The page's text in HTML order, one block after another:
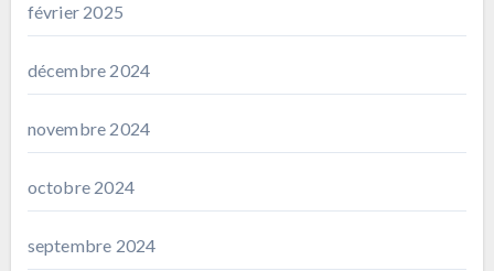
février 2025
décembre 2024
novembre 2024
octobre 2024
septembre 2024